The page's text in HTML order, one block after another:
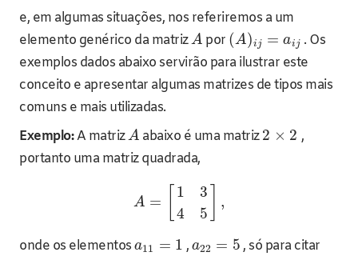
e, em algumas situações, nos referiremos a um
elemento genérico da matrizA por (A)ij = aij . Os
exemplos dados abaixo servirão para ilustrar este
conceito e apresentar algumas matrizes de tipos mais
comuns e mais utilizadas.
Exemplo:A matrizA abaixo é uma matriz2 × 2 ,
portanto uma matriz quadrada,
A =
1
4
3
5
,
onde os elementos a11 = 1 , a22 = 5 , só para citar